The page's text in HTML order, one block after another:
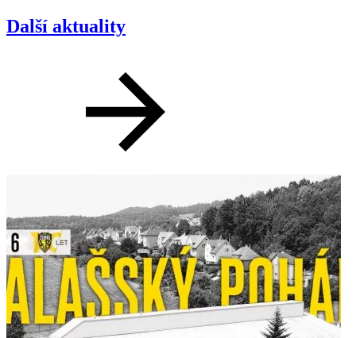
Další aktuality